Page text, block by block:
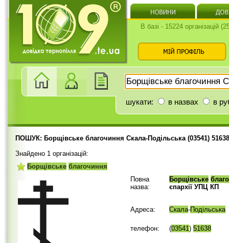
В базі - 15224 організацій
шукати: в назвах в
ПОШУК: Борщівське благочиння Скала-Подільська (03541) 51638
Знайдено 1 організацій:
Борщівське благочиння
Повна
назва:
Борщівське
єпархії УПЦ КП
Адреса: Скала-Подільська
телефон: (03541) 51638